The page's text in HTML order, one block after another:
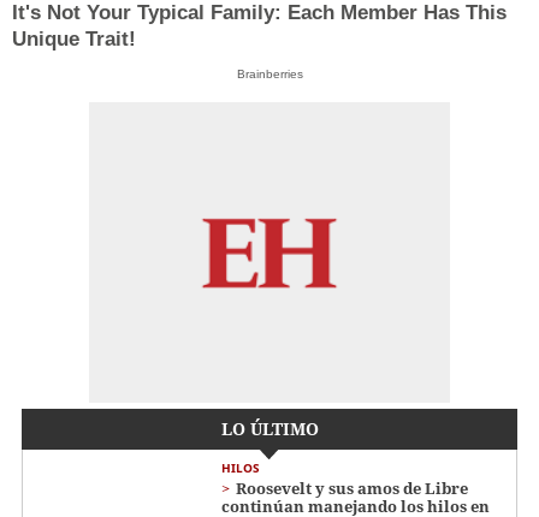
It's Not Your Typical Family: Each Member Has This
Unique Trait!
Brainberries
LO ÚLTIMO
HILOS
Roosevelt y sus amos de Libre
continúan manejando los hilos en